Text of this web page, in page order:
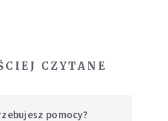
CZYTANE
pomocy?